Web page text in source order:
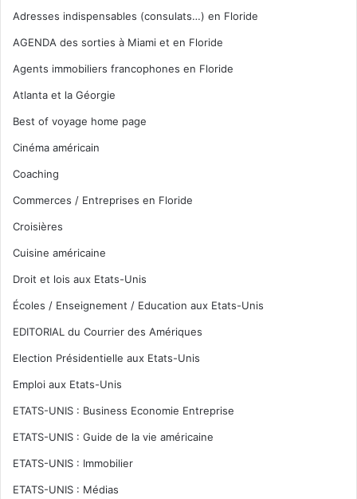
Adresses indispensables (consulats…) en Floride
AGENDA des sorties à Miami et en Floride
Agents immobiliers francophones en Floride
Atlanta et la Géorgie
Best of voyage home page
Cinéma américain
Coaching
Commerces / Entreprises en Floride
Croisières
Cuisine américaine
Droit et lois aux Etats-Unis
Écoles / Enseignement / Education aux Etats-Unis
EDITORIAL du Courrier des Amériques
Election Présidentielle aux Etats-Unis
Emploi aux Etats-Unis
ETATS-UNIS : Business Economie Entreprise
ETATS-UNIS : Guide de la vie américaine
ETATS-UNIS : Immobilier
ETATS-UNIS : Médias